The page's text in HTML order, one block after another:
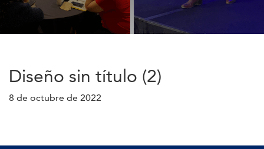
Diseño sin título (2)
8 de octubre de 2022